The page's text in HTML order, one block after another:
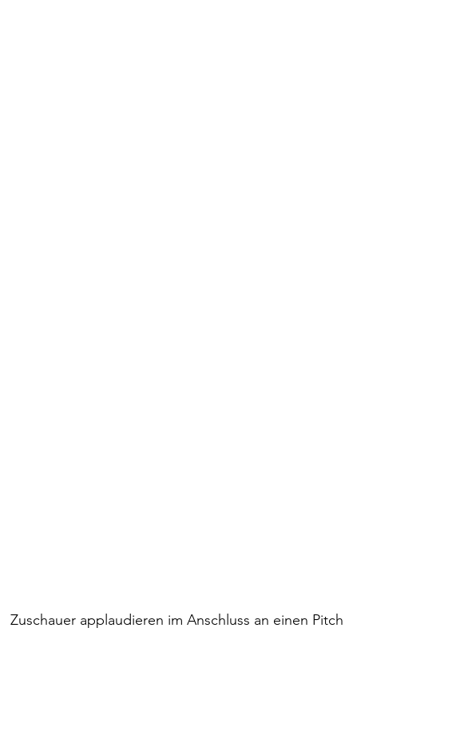
Zuschauer applaudieren im Anschluss an einen Pitch